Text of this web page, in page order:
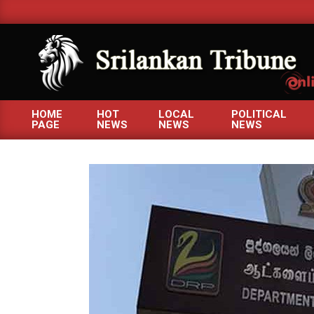
to
HOME
PAGE
HOT
NEWS
LOCAL
NEWS
POLITICAL
NEWS